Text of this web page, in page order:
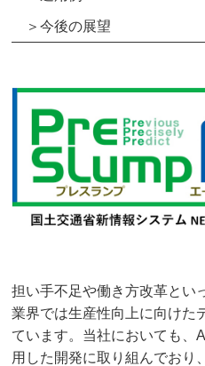
＞今後の展望
担い手不足や働き方改革とい
業界では生産性向上に向けた
ています。当社においても、
用した開発に取り組んでおり